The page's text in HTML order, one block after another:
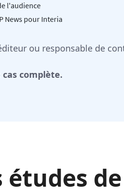
l'audience
News pour Interia
ou responsable de
complète.